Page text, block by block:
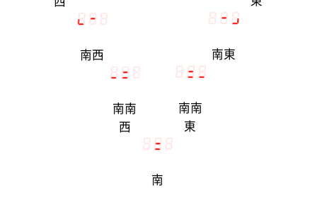
南西 南東
南南
西
南南
東
南